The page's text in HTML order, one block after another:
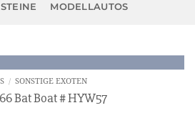
MODELLAUTOS
/ SONSTIGE EXOTEN
Bat Boat # HYW57